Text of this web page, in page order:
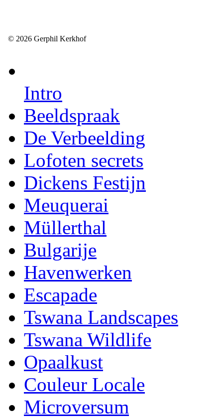
© 2026 Gerphil Kerkhof
Intro
Beeldspraak
De Verbeelding
Lofoten secrets
Dickens Festijn
Meuquerai
Müllerthal
Bulgarije
Havenwerken
Escapade
Tswana Landscapes
Tswana Wildlife
Opaalkust
Couleur Locale
Microversum